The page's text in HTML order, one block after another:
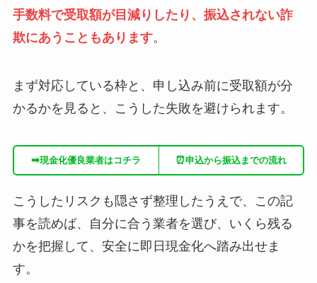
手数料で受取額が目減りしたり、振込されない詐
欺にあうこともあります。
まず対応している枠と、申し込み前に受取額が分
かるかを見ると、こうした失敗を避けられます。
➡現金化優良業者はコチラ ⏰申込から振込までの流れ
こうしたリスクも隠さず整理したうえで、この記
事を読めば、自分に合う業者を選び、いくら残る
かを把握して、安全に即日現金化へ踏み出せま
す。